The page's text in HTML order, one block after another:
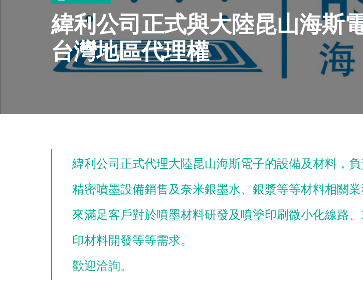
緯利公司正式與大陸昆山海斯
台灣地區代理權
緯利公司正式代理大陸昆山海斯電子的設備及材料，
精密噴墨設備銷售及奈米銀墨水、銀漿等等材料相關業
來滿足客戶對於噴墨材料研發及噴塗印刷微小化線路
印材料開發等等需求。
歡迎洽詢。